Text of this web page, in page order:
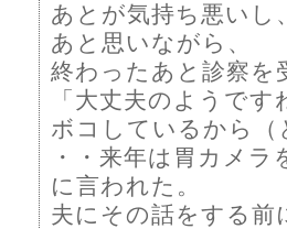
あとが気持ち悪い
あと思いながら、
終わったあと診察を
「大丈夫のようで
ボコしているから（
・・来年は胃カメ
に言われた。
夫にその話をする前